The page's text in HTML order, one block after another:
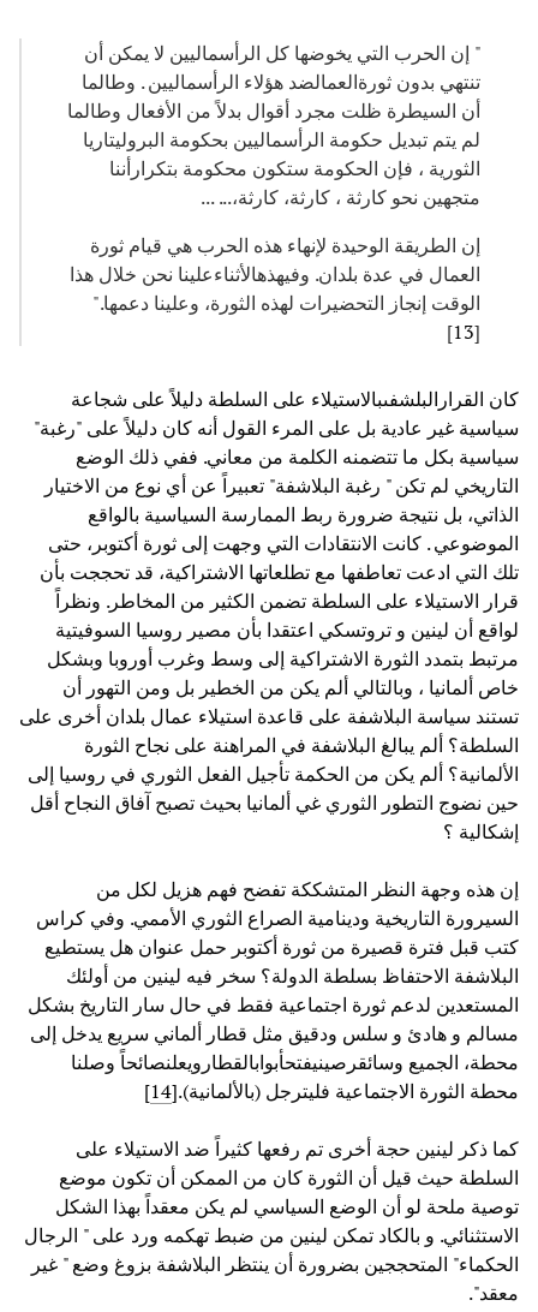
" إن الحرب التي يخوضها كل الرأسماليين لا يمكن أن
تنتهي بدون ثورةالعمالضد هؤلاء الرأسماليين . وطالما
أن السيطرة ظلت مجرد أقوال بدلاً من الأفعال وطالما
لم يتم تبديل حكومة الرأسماليين بحكومة البروليتاريا
الثورية ، فإن الحكومة ستكون محكومة بتكرارأننا
متجهين نحو كارثة ، كارثة، كارثة،... ...
إن الطريقة الوحيدة لإنهاء هذه الحرب هي قيام ثورة
العمال في عدة بلدان. وفيهذهالأثناءعلينا نحن خلال هذا
الوقت إنجاز التحضيرات لهذه الثورة، وعلينا دعمها."
[
13
]
كان القرارالبلشفىبالاستيلاء على السلطة دليلاً على شجاعة
سياسية غير عادية بل على المرء القول أنه كان دليلاً على "رغبة"
سياسية بكل ما تتضمنه الكلمة من معاني. ففي ذلك الوضع
التاريخي لم تكن " رغبة البلاشفة" تعبيراً عن أي نوع من الاختيار
الذاتي، بل نتيجة ضرورة ربط الممارسة السياسية بالواقع
الموضوعي . كانت الانتقادات التي وجهت إلى ثورة أكتوبر، حتى
تلك التي ادعت تعاطفها مع تطلعاتها الاشتراكية، قد تحججت بأن
قرار الاستيلاء على السلطة تضمن الكثير من المخاطر. ونظراً
لواقع أن لينين و تروتسكي اعتقدا بأن مصير روسيا السوفيتية
مرتبط بتمدد الثورة الاشتراكية إلى وسط وغرب أوروبا وبشكل
خاص ألمانيا ، وبالتالي ألم يكن من الخطير بل ومن التهور أن
تستند سياسة البلاشفة على قاعدة استيلاء عمال بلدان أخرى على
السلطة؟ ألم يبالغ البلاشفة في المراهنة على نجاح الثورة
الألمانية؟ ألم يكن من الحكمة تأجيل الفعل الثوري في روسيا إلى
حين نضوج التطور الثوري غي ألمانيا بحيث تصبح آفاق النجاح أقل
إشكالية ؟
إن هذه وجهة النظر المتشككة تفضح فهم هزيل لكل من
السيرورة التاريخية ودينامية الصراع الثوري الأممي. وفي كراس
كتب قبل فترة قصيرة من ثورة أكتوبر حمل عنوان هل يستطيع
البلاشفة الاحتفاظ بسلطة الدولة؟ سخر فيه لينين من أولئك
المستعدين لدعم ثورة اجتماعية فقط في حال سار التاريخ بشكل
مسالم و هادئ و سلس ودقيق مثل قطار ألماني سريع يدخل إلى
محطة، الجميع وسائقرصينيفتحأبوابالقطارويعلنصائحاً وصلنا
محطة الثورة الاجتماعية فليترجل (بالألمانية).[14
]
كما ذكر لينين حجة أخرى تم رفعها كثيراً ضد الاستيلاء على
السلطة حيث قيل أن الثورة كان من الممكن أن تكون موضع
توصية ملحة لو أن الوضع السياسي لم يكن معقداً بهذا الشكل
الاستثنائي. و بالكاد تمكن لينين من ضبط تهكمه ورد على " الرجال
الحكماء" المتحججين بضرورة أن ينتظر البلاشفة بزوغ وضع " غير
معقد".